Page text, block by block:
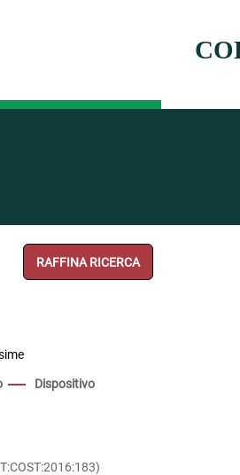
RAFFINA RICERCA
Dispositivo